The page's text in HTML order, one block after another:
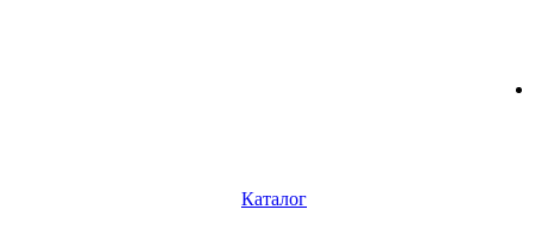
Каталог